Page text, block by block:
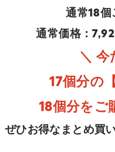
通常18個
通常価格：
＼ 今
17個分の
18個分をご
ぜひお得なまとめ買